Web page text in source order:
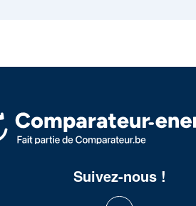
Suivez-nous !